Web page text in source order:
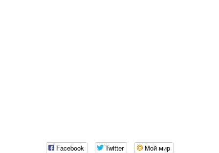
Facebook Twitter
Мой мир